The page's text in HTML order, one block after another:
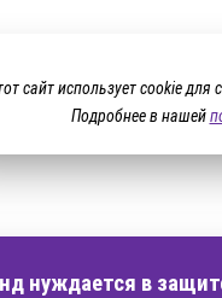
сайт использует cookie
Подробнее в нашей
нуждается в